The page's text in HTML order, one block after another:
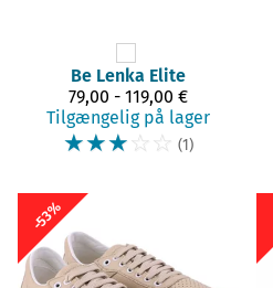
Be Lenka Elite
79,00 - 119,00 €
Tilgængelig på lager
☆☆☆☆ ☆ (1)
-53%